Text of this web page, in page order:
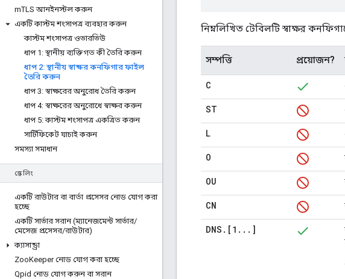
mTLS আনইনস্টল করুন
একটি কাস্টম শংসাপত্র ব্যবহার করুন
কাস্টম শংসাপত্র ওভারভিউ
ধাপ 1: স্থানীয় ব্যক্তিগত কী তৈরি করুন
ধাপ 2: স্থানীয় স্বাক্ষর কনফিগার ফাইল
তৈরি করুন
ধাপ 3: স্বাক্ষরের অনুরোধ তৈরি করুন
ধাপ 4: স্বাক্ষরের অনুরোধে স্বাক্ষর করুন
ধাপ 5: কাস্টম শংসাপত্র একত্রিত করুন
সার্টিফিকেট যাচাই করুন
সমস্যা সমাধান
স্কেলিং
একটি রাউটার বা বার্তা প্রসেসর নোড যোগ করা
হচ্ছে
একটি সার্ভার সরান (ম্যানেজমেন্ট সার্ভার/
মেসেজ প্রসেসর/রাউটার)
ক্যাসান্ড্রা
ZooKeeper নোড যোগ করা হচ্ছে
Qpid নোড যোগ করুন বা সরান
নিম্নলিখিত টেবিলটি স্বাক্ষর
সম্পত্তি প্রয়োজন?
C
ST
L
O
OU
CN
DNS . [1 . . . ]